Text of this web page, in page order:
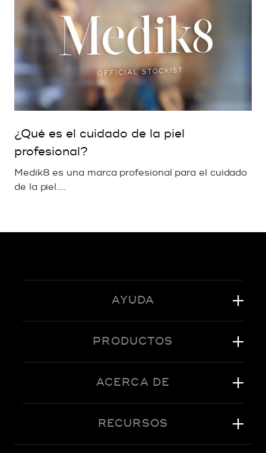
¿Qué es el cuidado de la piel
profesional?
Medik8 es una marca profesional para el cuidado
de la piel....
AYUDA
PRODUCTOS
ACERCA DE
RECURSOS